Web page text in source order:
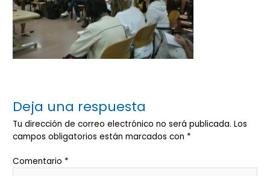
Deja una respuesta
Tu dirección de correo electrónico no será publicada. Los
campos obligatorios están marcados con *
Comentario *